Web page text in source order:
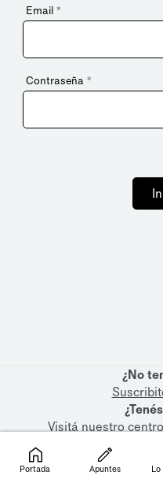
Email *
Contraseña *
¿No
Visitá nuestro
Portada Apuntes Lo